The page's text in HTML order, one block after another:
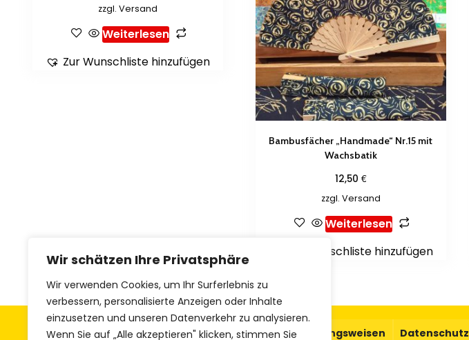
Wir schätzen Ihre Privatsphäre
Wir verwenden Cookies, um Ihr Surferlebnis zu
verbessern, personalisierte Anzeigen oder Inhalte
einzusetzen und unseren Datenverkehr zu analysieren.
Wenn Sie auf „Alle akzeptieren" klicken, stimmen Sie
zzgl. Versand
Weiterlesen
Zur Wunschliste hinzufügen
Bambusfächer „Handmade“ Nr.15 mit
Wachsbatik
12,50 €
zzgl. Versand
Weiterlesen
Zur Wunschliste hinzufügen
Allgemeine Geschäftsbedingungen Zahlungsweisen Datenschutz